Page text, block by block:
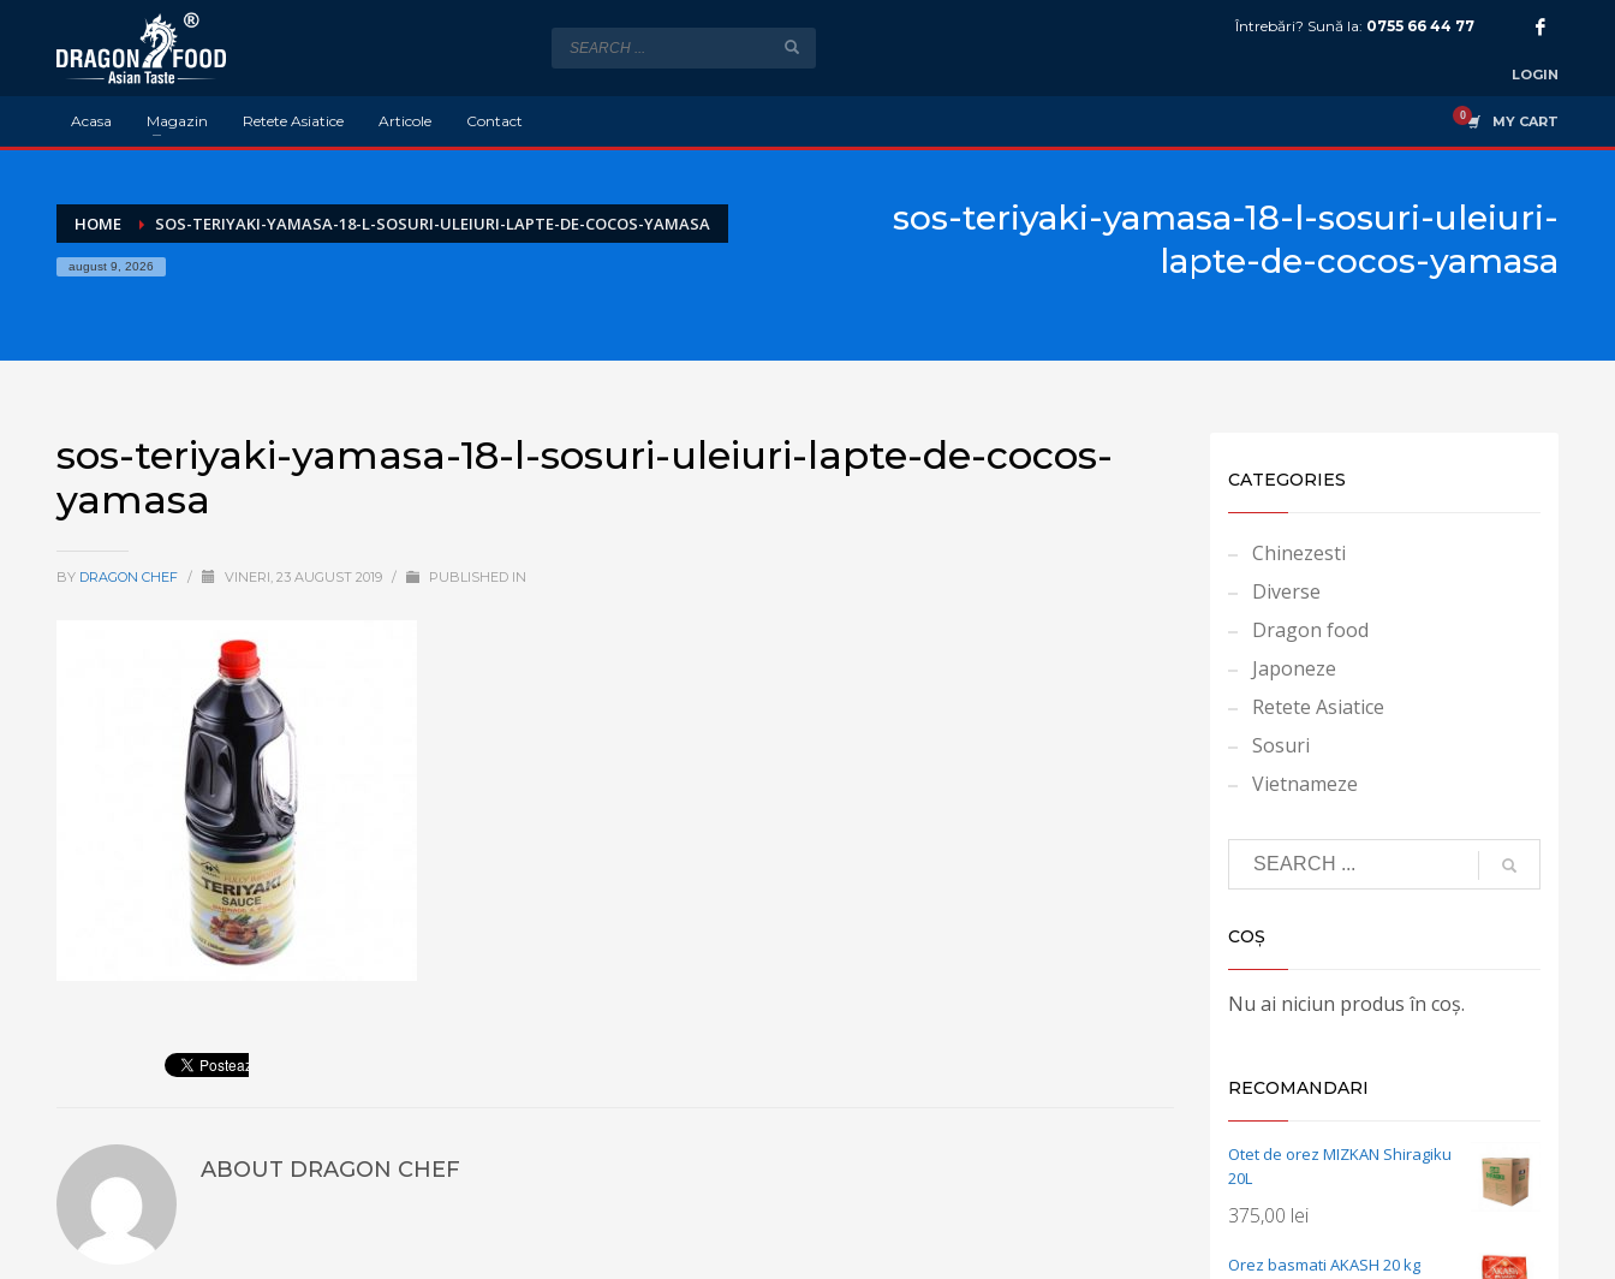
Întrebări? Sună la: 0755 66 44 77
LOGIN
Acasa Magazin Retete Asiatice Articole Contact MY CART
HOME SOS-TERIYAKI-YAMASA-18-L-SOSURI-ULEIURI-LAPTE-DE-COCOS-YAMASA
august 9, 2026
sos-teriyaki-yamasa-18-l-sosuri-uleiuri-
lapte-de-cocos-yamasa
sos-teriyaki-yamasa-18-l-sosuri-uleiuri-lapte-de-cocos-
yamasa
BY DRAGON CHEF / VINERI, 23 AUGUST 2019 / PUBLISHED IN
ABOUT DRAGON CHEF
CATEGORIES
Chinezesti
Diverse
Dragon food
Japoneze
Retete Asiatice
Sosuri
Vietnameze
COȘ
Nu ai niciun produs în coș.
RECOMANDARI
Otet de orez MIZKAN Shiragiku
20L
375,00 lei
Orez basmati AKASH 20 kg